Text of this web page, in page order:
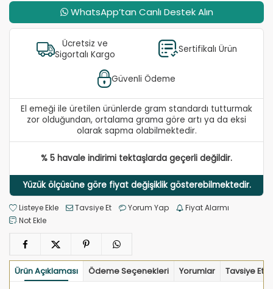
WhatsApp’tan Canlı Destek Alın
Ücretsiz ve
Sigortalı Kargo
Sertifikalı Ürün
Güvenli Ödeme
El emeği ile üretilen ürünlerde gram standardı tutturmak
zor olduğundan, ortalama grama göre artı ya da eksi
olarak sapma olabilmektedir.
% 5 havale indirimi tektaşlarda geçerli değildir.
Yüzük ölçüsüne göre fiyat değişiklik gösterebilmektedir.
Listeye Ekle Tavsiye Et Yorum Yap
Fiyat Alarmı
Not Ekle
Ürün Açıklaması Ödeme Seçenekleri Yorumlar Tavsiye Et